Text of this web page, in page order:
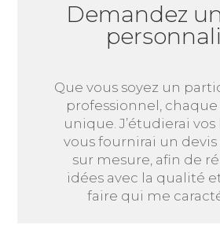
Demandez
Que vous soyez un
professionnel,
unique. J’étudierai
vous fournirai un
sur mesure, afin de
idées avec la qualité
faire qui me